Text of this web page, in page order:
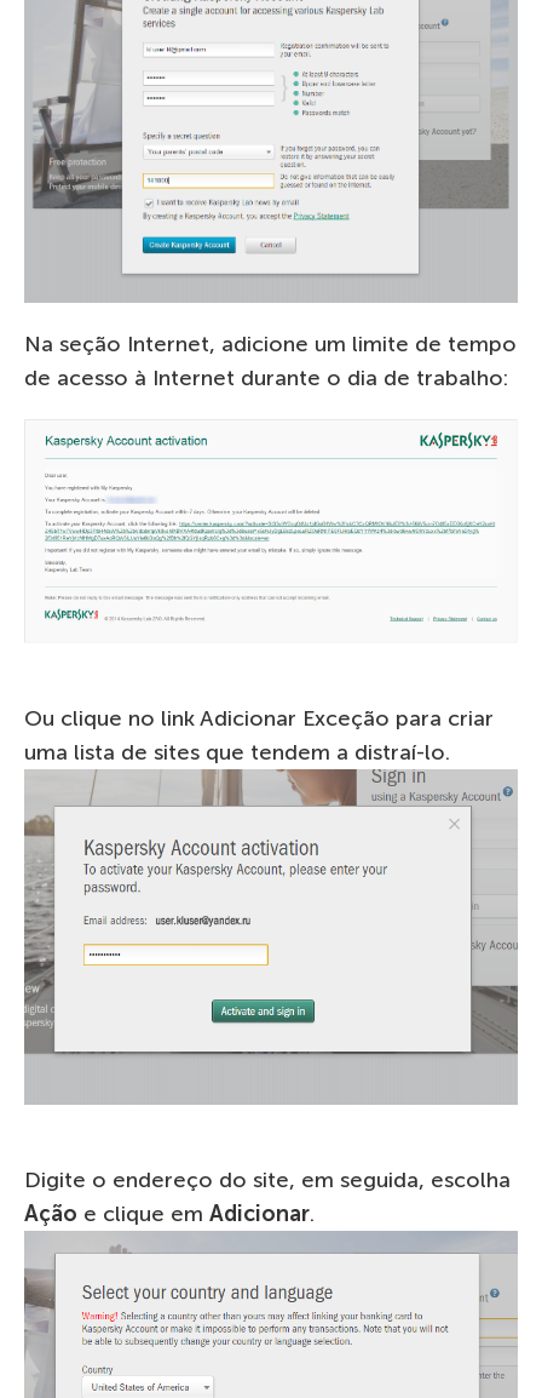
Na seção Internet, adicione um limite de tempo
de acesso à Internet durante o dia de trabalho:
Ou clique no link Adicionar Exceção para criar
uma lista de sites que tendem a distraí-lo.
Digite o endereço do site, em seguida, escolha
Ação e clique em Adicionar.